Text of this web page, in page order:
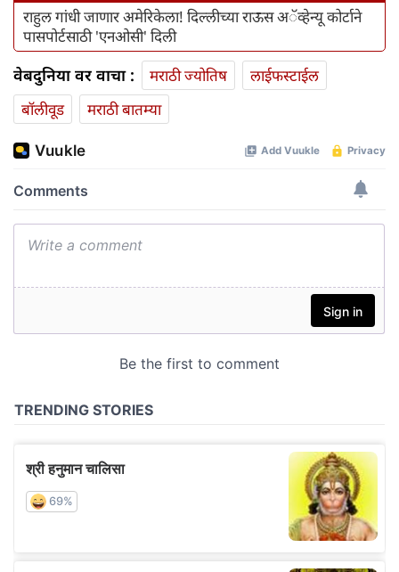
राहुल गांधी जाणार अमेरिकेला! दिल्लीच्या राऊस अॅव्हेन्यू कोर्टाने
पासपोर्टसाठी 'एनओसी' दिली
वेबदुनिया वर वाचा : मराठी ज्योतिष
लाईफस्टाईल
बॉलीवूड
मराठी बातम्या